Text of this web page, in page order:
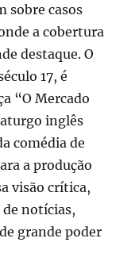
sobre casos
a cobertura
destaque. O
17, é
“O Mercado
inglês
comédia de
a produção
visão crítica,
de notícias,
grande poder